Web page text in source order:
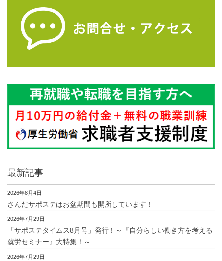
最新記事
2026年8月4日
さんだサポステはお盆期間も開所しています！
2026年7月29日
「サポステタイムス8月号」発行！～『自分らしい働き方を考える
就労セミナー』大特集！～
2026年7月29日